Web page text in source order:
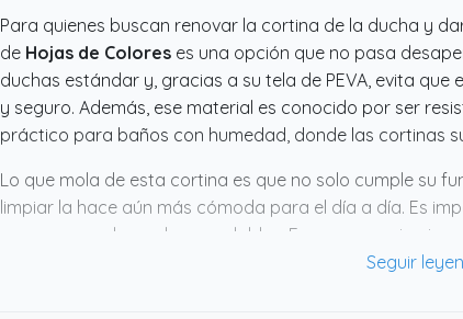
Para quienes buscan renovar la cortina de la ducha y
de Hojas de Colores es una opción que no pasa
duchas estándar y, gracias a su tela de PEVA, evita
y seguro. Además, ese material es conocido por ser
práctico para baños con humedad, donde las cortinas
Lo que mola de esta cortina es que no solo cumple su
limpiar la hace aún más cómoda para el día a día. Es
y no genera olores desagradables. En resumen, si
complicarte con el mantenimiento, esta cortina puede